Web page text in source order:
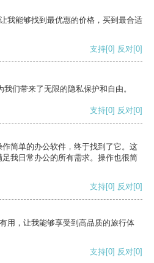
我能够找到最优惠的价格，买到最合适
支持[0] 反对[0]
们带来了无限的隐私保护和自由。
支持[0] 反对[0]
简单的办公软件，终于找到了它。这
我日常办公的所有需求。操作也很简
支持[0] 反对[0]
用，让我能够享受到高品质的旅行体
支持[0] 反对[0]